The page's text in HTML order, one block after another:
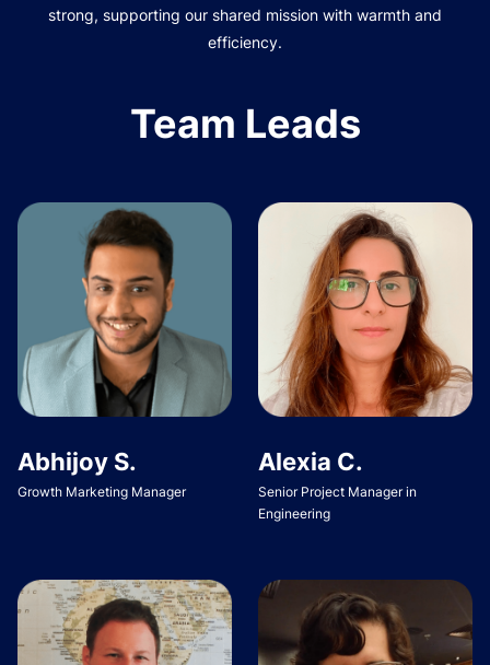
strong, supporting our shared mission with warmth and
efficiency.
Team Leads
Abhijoy S.
Growth Marketing Manager
Alexia C.
Senior Project Manager in
Engineering